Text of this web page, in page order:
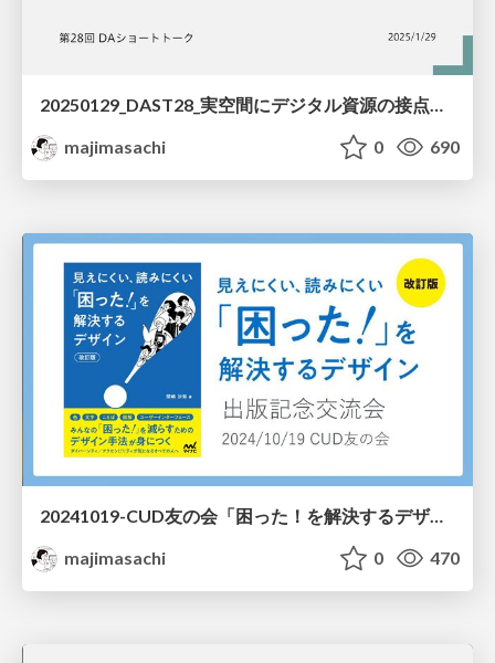
majimasachi
0 690
20241019-CUD友の会「困った！を解決するデザイン改訂版」交流会
majimasachi
0 470